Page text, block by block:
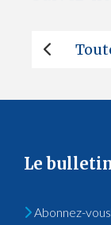
Le
Abonnez-